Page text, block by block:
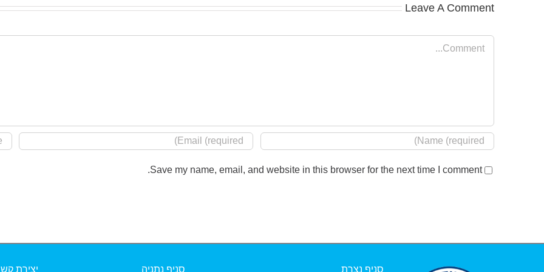
Leave A Comment
Save my name, email, and website in this browser for the next time I comment.
סניף נצרת סניף נתניה יצירת